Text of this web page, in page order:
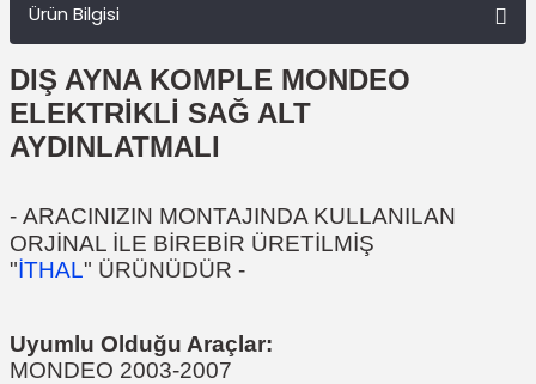
Ürün Bilgisi
DIŞ AYNA KOMPLE MONDEO
ELEKTRİKLİ SAĞ ALT
AYDINLATMALI
- ARACINIZIN MONTAJINDA KULLANILAN
ORJİNAL İLE BİREBİR ÜRETİLMİŞ
"İTHAL" ÜRÜNÜDÜR -
Uyumlu Olduğu Araçlar:
MONDEO 2003-2007